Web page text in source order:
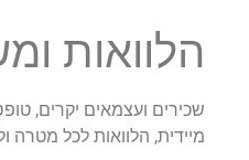
הלוואות
שכירים ועצמאים יקרים,
מיידית, הלוואות לכל